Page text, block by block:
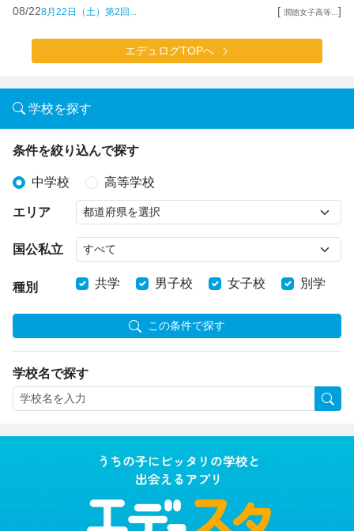
08/228月22日（土）第2回... [ 潤徳女子高等... ]
エデュログTOPへ
学校を探す
条件を絞り込んで探す
中学校 高等学校
エリア
国公私立
種別 共学 男子校 女子校 別学
この条件で探す
学校名で探す